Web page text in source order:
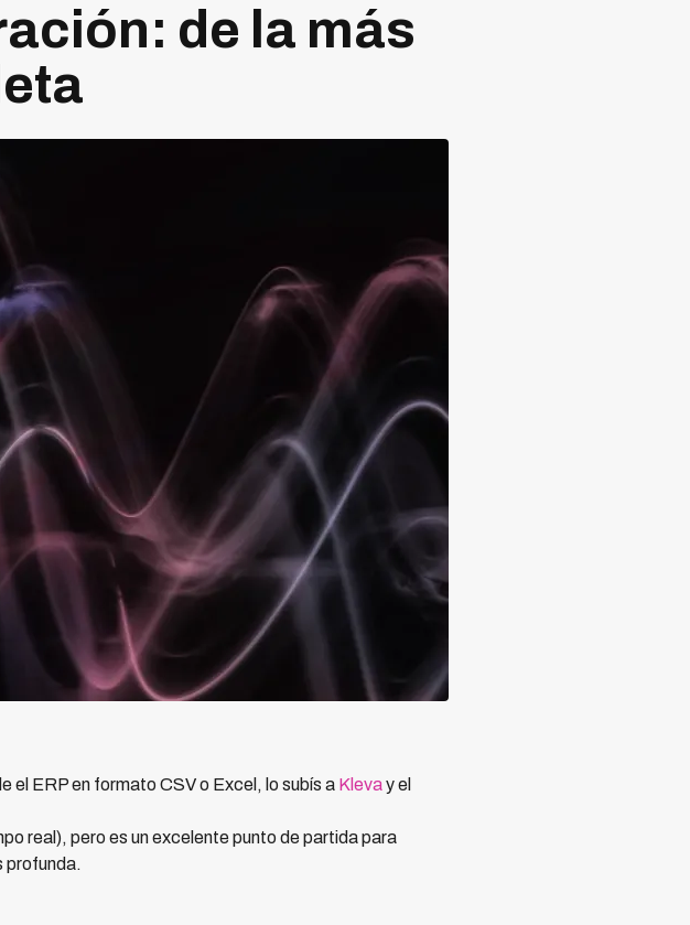
de la más
el ERP en formato CSV o Excel, lo subís a Klevay el
real), pero es un excelente punto de partida para
profunda.